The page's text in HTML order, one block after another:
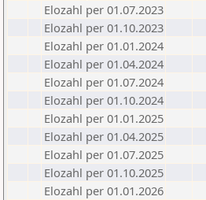
Elozahl per 01.07.2023
Elozahl per 01.10.2023
Elozahl per 01.01.2024
Elozahl per 01.04.2024
Elozahl per 01.07.2024
Elozahl per 01.10.2024
Elozahl per 01.01.2025
Elozahl per 01.04.2025
Elozahl per 01.07.2025
Elozahl per 01.10.2025
Elozahl per 01.01.2026